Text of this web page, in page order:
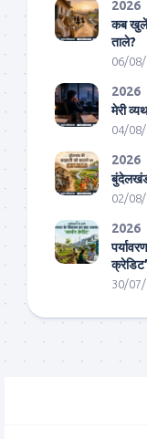
2026
कब
ताले?
06/
2026
मेरी
04/
2026
बुंदेलखंड
02/
2026
क्रेडिट’
30/